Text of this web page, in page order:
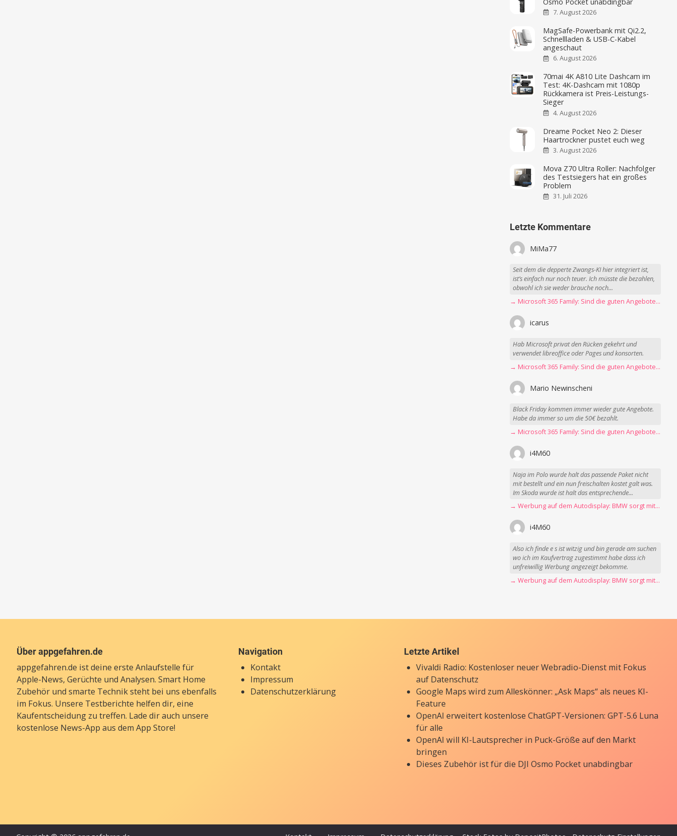
7. August 2026
MagSafe-Powerbank mit Qi2.2,
Schnellladen & USB-C-Kabel
angeschaut
6. August 2026
70mai 4K A810 Lite Dashcam im
Test: 4K-Dashcam mit 1080p
Rückkamera ist Preis-Leistungs-
Sieger
4. August 2026
Dreame Pocket Neo 2: Dieser
Haartrockner pustet euch weg
3. August 2026
Mova Z70 Ultra Roller: Nachfolger
des Testsiegers hat ein großes
Problem
31. Juli 2026
Letzte Kommentare
MiMa77
Seit dem die depperte Zwangs-KI hier integriert ist,
ist’s einfach nur noch teuer. Ich müsste die bezahlen,
obwohl ich sie weder brauche noch...
→ Microsoft 365 Family: Sind die guten Angebote vorbei?
icarus
Hab Microsoft privat den Rücken gekehrt und
verwendet libreoffice oder Pages und konsorten.
→ Microsoft 365 Family: Sind die guten Angebote vorbei?
Mario Newinscheni
Black Friday kommen immer wieder gute Angebote.
Habe da immer so um die 50€ bezahlt.
→ Microsoft 365 Family: Sind die guten Angebote vorbei?
i4M60
Naja im Polo wurde halt das passende Paket nicht
mit bestellt und ein nun freischalten kostet galt was.
Im Skoda wurde ist halt das entsprechende...
→ Werbung auf dem Autodisplay: BMW sorgt mit Spider-Man-Werbung für scharfe Kritik
i4M60
Also ich finde e s ist witzig und bin gerade am suchen
wo ich im Kaufvertrag zugestimmt habe dass ich
unfreiwillig Werbung angezeigt bekomme.
→ Werbung auf dem Autodisplay: BMW sorgt mit Spider-Man-Werbung für scharfe Kritik
Über appgefahren.de
appgefahren.de ist deine erste Anlaufstelle für
Apple-News, Gerüchte und Analysen. Smart Home
Zubehör und smarte Technik steht bei uns ebenfalls
im Fokus. Unsere Testberichte helfen dir, eine
Kaufentscheidung zu treffen. Lade dir auch unsere
kostenlose News-App aus dem App Store!
Navigation
Kontakt
Impressum
Datenschutzerklärung
Letzte Artikel
Vivaldi Radio: Kostenloser neuer Webradio-Dienst mit Fokus
auf Datenschutz
Google Maps wird zum Alleskönner: „Ask Maps“ als neues KI-
Feature
OpenAI erweitert kostenlose ChatGPT-Versionen: GPT-5.6 Luna
für alle
OpenAI will KI-Lautsprecher in Puck-Größe auf den Markt
bringen
Dieses Zubehör ist für die DJI Osmo Pocket unabdingbar